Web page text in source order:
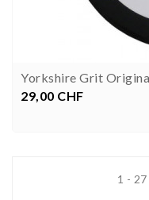
Yorkshire Grit
Preis
29,00 CHF
1 -